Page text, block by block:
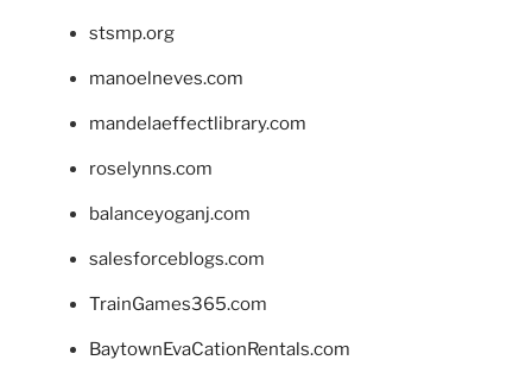
stsmp.org
manoelneves.com
mandelaeffectlibrary.com
roselynns.com
balanceyoganj.com
salesforceblogs.com
TrainGames365.com
BaytownEvaCationRentals.com